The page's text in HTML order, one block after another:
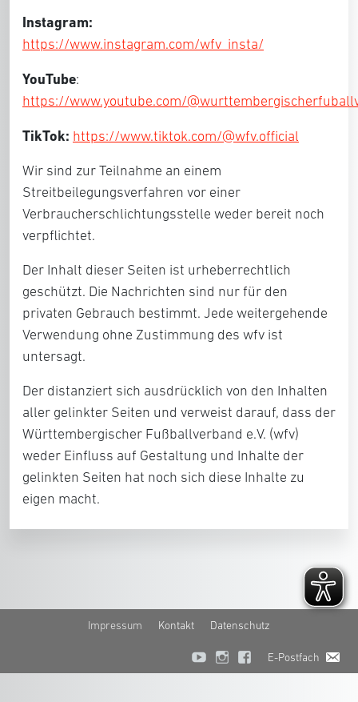
Instagram:
https://www.instagram.com/wfv_insta/
YouTube:
https://www.youtube.com/
TikTok: https://www.tiktok.com/@wfv.official
Wir sind zur Teilnahme an einem
Streitbeilegungsverfahren vor einer
Verbraucherschlichtungsstelle weder bereit noch
verpflichtet.
Der Inhalt dieser Seiten ist urheberrechtlich
geschützt. Die Nachrichten sind nur für den
privaten Gebrauch bestimmt. Jede weitergehende
Verwendung ohne Zustimmung des wfv ist
untersagt.
Der distanziert sich ausdrücklich von den Inhalten
aller gelinkter Seiten und verweist darauf, dass der
Württembergischer Fußballverband e.V. (wfv)
weder Einfluss auf Gestaltung und Inhalte der
gelinkten Seiten hat noch sich diese Inhalte zu
eigen macht.
Impressum Kontakt Datenschutz
E-Postfach